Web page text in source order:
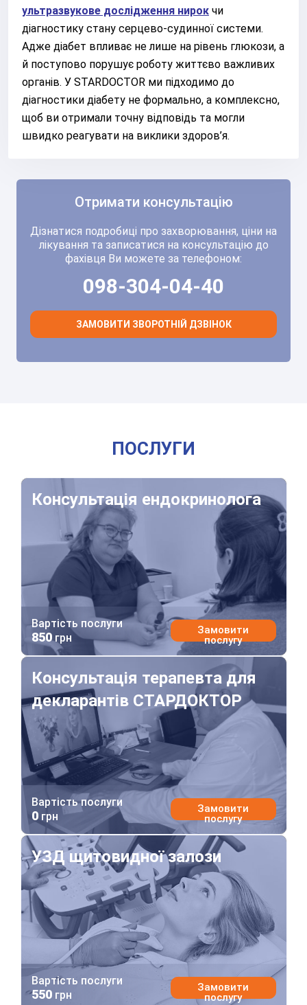
ультразвукове дослідження нирок чи
діагностику стану серцево-судинної системи.
Адже діабет впливає не лише на рівень глюкози, а
й поступово порушує роботу життєво важливих
органів. У STARDOCTOR ми підходимо до
діагностики діабету не формально, а комплексно,
щоб ви отримали точну відповідь та могли
швидко реагувати на виклики здоров’я.
Отримати консультацію
Дізнатися подробиці про захворювання, ціни на
лікування та записатися на консультацію до
фахівця Ви можете за телефоном:
098-304-04-40
ЗАМОВИТИ ЗВОРОТНІЙ ДЗВІНОК
ПОСЛУГИ
Консультація ендокринолога
Консультація ендокринолога
Вартість послуги
850грн
Замовити
послугу
Консультація терапевта для декларантів
Консультація терапевта для
декларантів СТАРДОКТОР
Вартість послуги
0грн
Замовити
послугу
УЗД щитовидної залози
УЗД щитовидної залози
Вартість послуги
550грн
Замовити
послугу